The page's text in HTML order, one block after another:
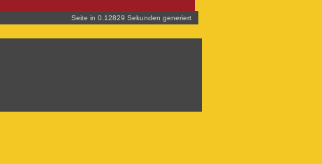
Seite in 0.12829 Sekunden generiert